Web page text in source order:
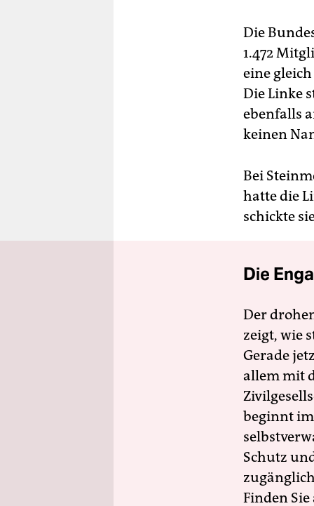
Die
1.472
eine
Die Linke
ebenfalls
keinen
Bei
hatte die
schickte
Die
Der
zeigt, wie
Gerade
allem mit
beginnt
Schutz
Finden